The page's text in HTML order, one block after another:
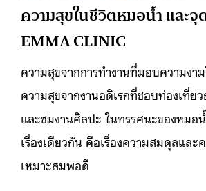
ความสุขในชีวิตหมอน้ำ และ
EMMA CLINIC
ความสุขจากการทำงานที่มอบความงา
ความสุขจากงานอดิเรกที่ชอบท่องเที่ย
และชมงานศิลปะ ในทรรศนะของหมอ
เรื่องเดียวกัน คือเรื่องความสมดุลและ
เหมาะสมพอดี